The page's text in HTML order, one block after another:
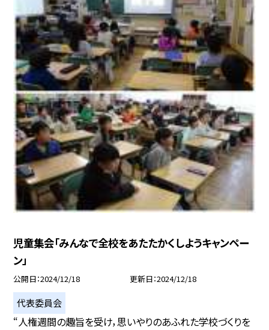
児童集会「みんなで全校をあたたかくしようキャンペー
ン」
公開日 2024/12/18 更新日 2024/12/18
代表委員会
“人権週間の趣旨を受け，思いやりのあふれた学校づくりを